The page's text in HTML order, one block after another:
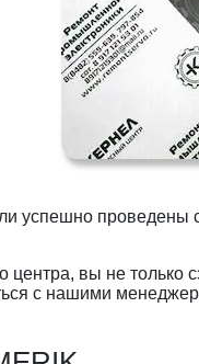
успешно
центра, вы не только
с нашими